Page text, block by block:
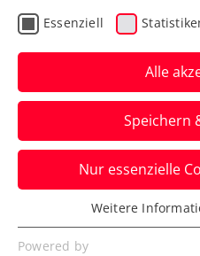
Mehr
für Tirol und
Vergangene Woche
zahlreiche
Ausbildung am USI
Verfasst von: Mag. Harald Mair
Essenziell
Alle
Speichern
Nur essenzielle
Essenziell
Essenzielle Cookies werden
Weitere
Powered by